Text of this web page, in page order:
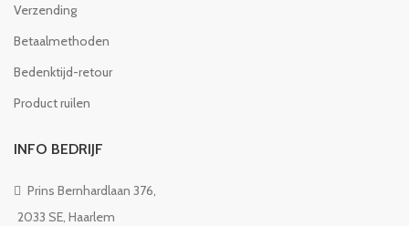
Verzending
Betaalmethoden
Bedenktijd-retour
Product ruilen
INFO BEDRIJF
Prins Bernhardlaan 376,
2033 SE, Haarlem